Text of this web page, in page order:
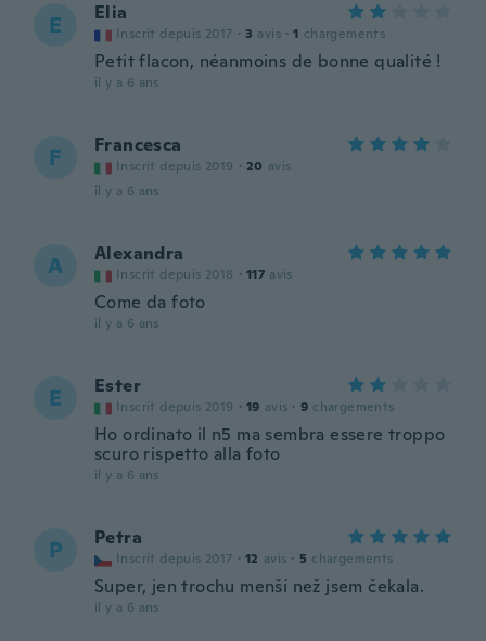
E Elia
Inscrit depuis 2017 · 3 avis · 1 chargements
Petit flacon, néanmoins de bonne qualité !
il y a 6 ans
F Francesca
Inscrit depuis 2019 · 20 avis
il y a 6 ans
A Alexandra
Inscrit depuis 2018 · 117 avis
Come da foto
il y a 6 ans
E Ester
Inscrit depuis 2019 · 19 avis · 9 chargements
Ho ordinato il n5 ma sembra essere troppo
scuro rispetto alla foto
il y a 6 ans
P Petra
Inscrit depuis 2017 · 12 avis · 5 chargements
Super, jen trochu menší než jsem čekala.
il y a 6 ans